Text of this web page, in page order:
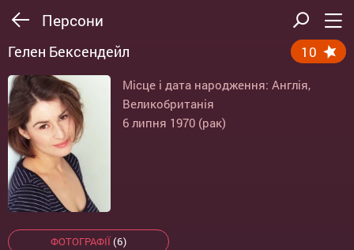
Персони
Гелен Бексендейл 10
Місце і дата народження: Англія,
Великобританія
6 липня 1970 (рак)
ФОТОГРАФІЇ(6)